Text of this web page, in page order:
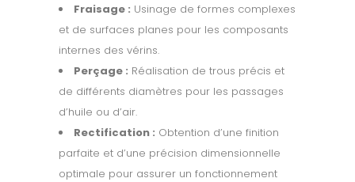
Fraisage : Usinage de formes complexes
et de surfaces planes pour les composants
internes des vérins.
Perçage : Réalisation de trous précis et
de différents diamètres pour les passages
d’huile ou d’air.
Rectification : Obtention d’une finition
parfaite et d’une précision dimensionnelle
optimale pour assurer un fonctionnement